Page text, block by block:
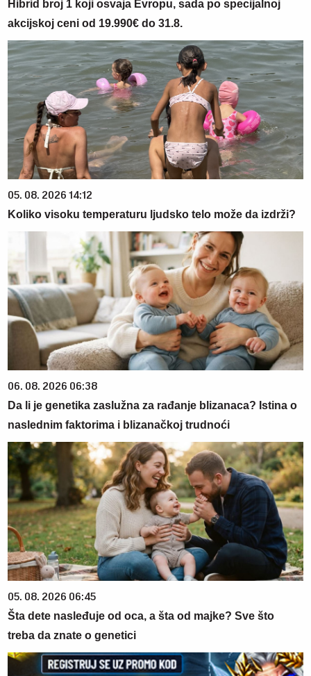
Hibrid broj 1 koji osvaja Evropu, sada po specijalnoj
akcijskoj ceni od 19.990€ do 31.8.
05. 08. 2026 14:12
Koliko visoku temperaturu ljudsko telo može da izdrži?
06. 08. 2026 06:38
Da li je genetika zaslužna za rađanje blizanaca? Istina o
naslednim faktorima i blizanačkoj trudnoći
05. 08. 2026 06:45
Šta dete nasleđuje od oca, a šta od majke? Sve što
treba da znate o genetici